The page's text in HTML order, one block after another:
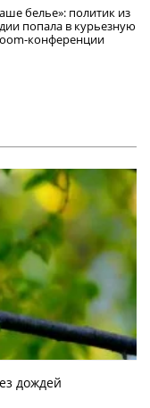
белье»: политик из
попала в курьезную
конференции
дождей